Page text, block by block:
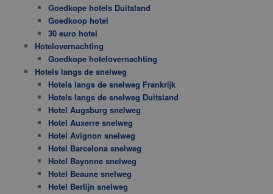
Goedkope hotels Duitsland
Goedkoop hotel
30 euro hotel
Hotelovernachting
Goedkope hotelovernachting
Hotels langs de snelweg
Hotels langs de snelweg Frankrijk
Hotels langs de snelweg Duitsland
Hotel Augsburg snelweg
Hotel Auxerre snelweg
Hotel Avignon snelweg
Hotel Barcelona snelweg
Hotel Bayonne snelweg
Hotel Beaune snelweg
Hotel Berlijn snelweg